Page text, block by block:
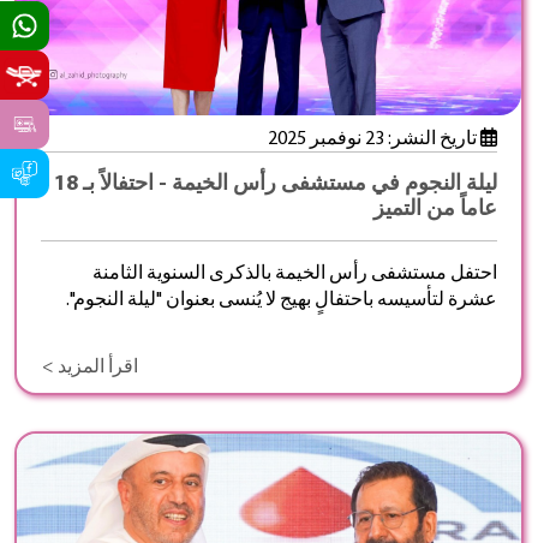
تاريخ النشر: 23 نوفمبر 2025
ليلة النجوم في مستشفى رأس الخيمة - احتفالاً بـ 18
عاماً من التميز
احتفل مستشفى رأس الخيمة بالذكرى السنوية الثامنة
عشرة لتأسيسه باحتفالٍ بهيج لا يُنسى بعنوان "ليلة النجوم".
اقرأ المزيد >